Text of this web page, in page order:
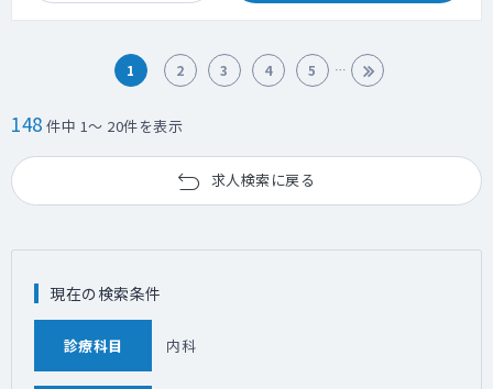
1 2 3 4 5
148 件中 1～ 20件を表示
求人検索に戻る
現在の検索条件
診療科目 内科